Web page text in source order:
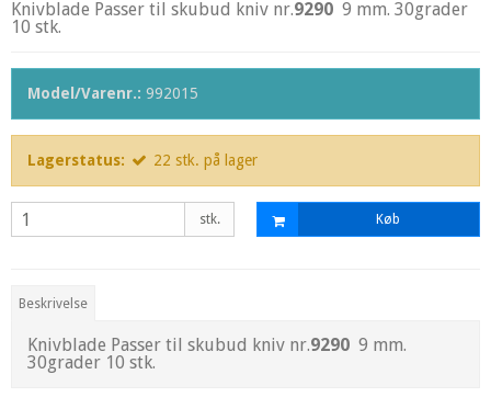
Knivblade Passer til skubud kniv nr.9290 9 mm. 30grader
10 stk.
Model/Varenr.: 992015
Lagerstatus: 22 stk. på lager
stk. Køb
Beskrivelse
Knivblade Passer til skubud kniv nr.9290 9 mm.
30grader 10 stk.